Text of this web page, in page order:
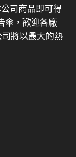
司商品即可得
傘，歡迎各廠
將以最大的熱